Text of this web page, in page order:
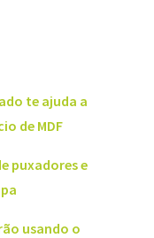
te ajuda a
de MDF
puxadores e
usando o